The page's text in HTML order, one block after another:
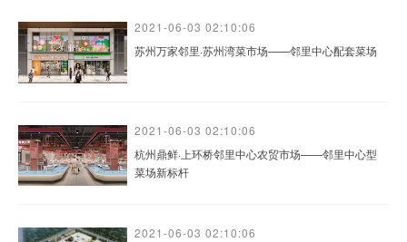
2021-06-03 02:10:06
苏州万家邻里·苏州湾菜市场——邻里中心配套菜场
2021-06-03 02:10:06
杭州鼎鲜·上环桥邻里中心农贸市场——邻里中心型
菜场新标杆
2021-06-03 02:10:06